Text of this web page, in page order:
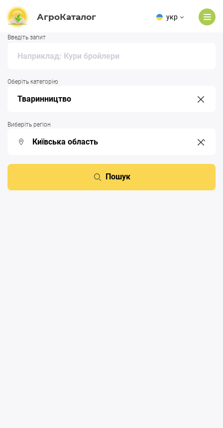
АгроКаталог укр
Введіть запит
Оберіть категорію
Виберіть регіон
Пошук